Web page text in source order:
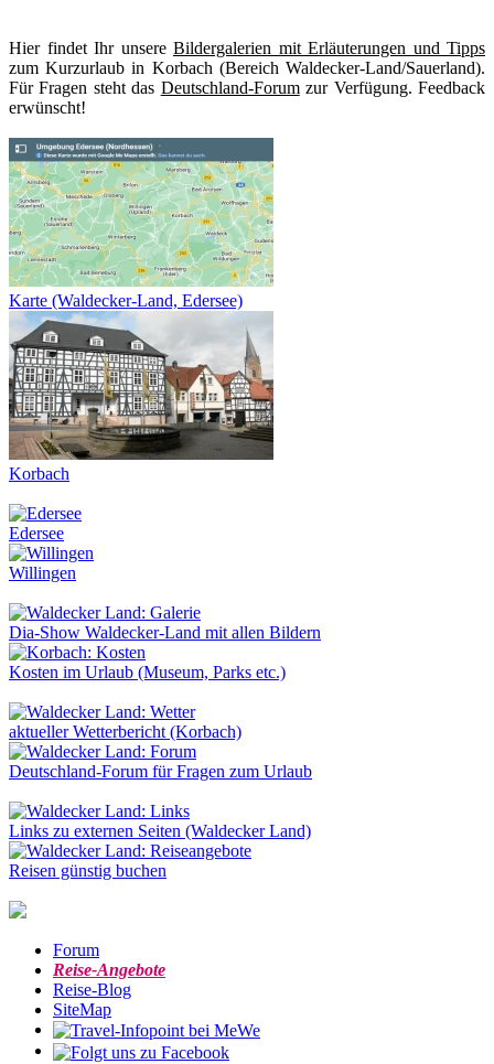
Hier findet Ihr unsere Bildergalerien mit Erläuterungen und Tipps
zum Kurzurlaub in Korbach (Bereich Waldecker-Land/Sauerland).
Für Fragen steht das Deutschland-Forumzur Verfügung. Feedback
erwünscht!
Karte (Waldecker-Land, Edersee)
Korbach
Edersee
Willingen
Dia-Show Waldecker-Land mit allen Bildern
Kosten im Urlaub (Museum, Parks etc.)
aktueller Wetterbericht (Korbach)
Deutschland-Forum für Fragen zum Urlaub
Links zu externen Seiten (Waldecker Land)
Reisen günstig buchen
Forum
Reise-Angebote
Reise-Blog
SiteMap